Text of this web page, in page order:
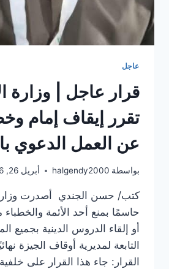
عاجل
قرار عاجل | وزارة
تقرر إيقاف إمام
عن العمل الدعوي
بواسطة halgendy2000 أبريل 26, 2026
كتب/ حسن الجندي أصدرت وزارة
حاسمًا بمنع أحد الأئمة والخطباء
أو إلقاء الدروس الدينية بجميع
التابعة لمديرية أوقاف الجيزة
القرار: جاء هذا القرار على